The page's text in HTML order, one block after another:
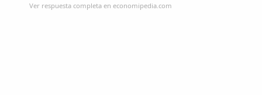
Ver respuesta completa en economipedia.com